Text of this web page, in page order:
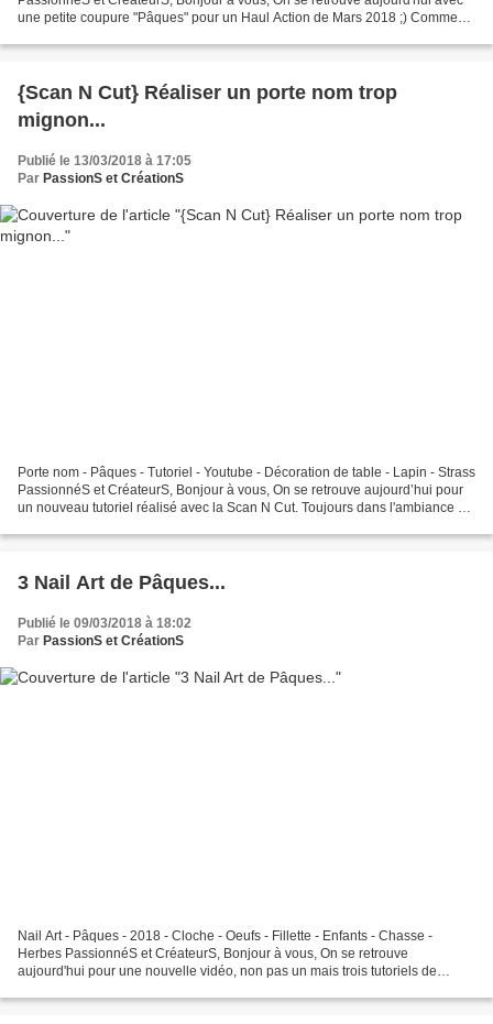
une petite coupure "Pâques" pour un Haul Action de Mars 2018 ;) Comme
{Scan N Cut} Réaliser un porte nom trop
mignon...
Publié le 13/03/2018 à 17:05
Par PassionS et CréationS
Porte nom - Pâques - Tutoriel - Youtube - Décoration de table - Lapin - Strass
PassionnéS et CréateurS, Bonjour à vous, On se retrouve aujourd’hui pour
un nouveau tutoriel réalisé avec la Scan N Cut. Toujours dans l'ambiance de
3 Nail Art de Pâques...
Publié le 09/03/2018 à 18:02
Par PassionS et CréationS
Nail Art - Pâques - 2018 - Cloche - Oeufs - Fillette - Enfants - Chasse -
Herbes PassionnéS et CréateurS, Bonjour à vous, On se retrouve
aujourd'hui pour une nouvelle vidéo, non pas un mais trois tutoriels de